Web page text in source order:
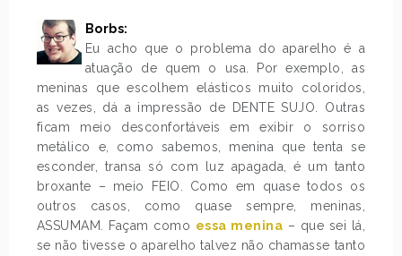
Borbs:
Eu acho que o problema do aparelho é a
atuação de quem o usa. Por exemplo, as
meninas que escolhem elásticos muito coloridos,
as vezes, dá a impressão de DENTE SUJO. Outras
ficam meio desconfortáveis em exibir o sorriso
metálico e, como sabemos, menina que tenta se
esconder, transa só com luz apagada, é um tanto
broxante – meio FEIO. Como em quase todos os
outros casos, como quase sempre, meninas,
ASSUMAM. Façam como essa menina – que sei lá,
se não tivesse o aparelho talvez não chamasse tanto